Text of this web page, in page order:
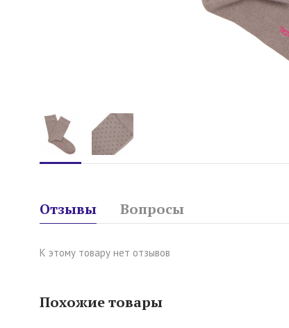
Отзывы Вопросы
К этому товару нет отзывов
Похожие товары